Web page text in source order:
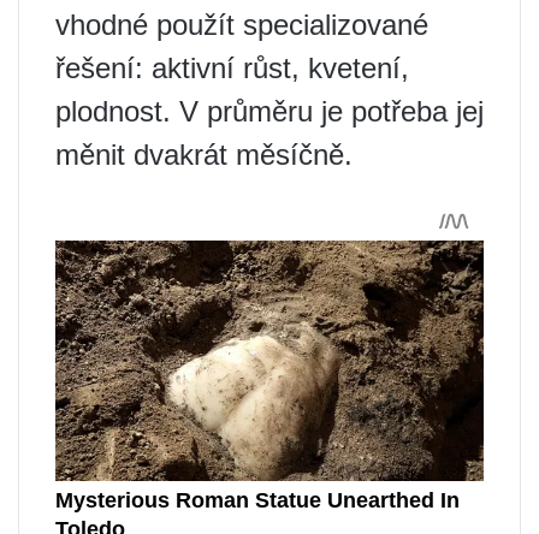
vhodné použít specializované
řešení: aktivní růst, kvetení,
plodnost. V průměru je potřeba jej
měnit dvakrát měsíčně.